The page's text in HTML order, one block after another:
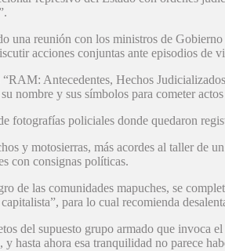
una reunión con los ministros de
acciones conjuntas ante episodios de
Antecedentes, Hechos
nombre y sus símbolos para cometer
fotografías policiales donde quedaron
y motosierras, más acordes al taller
con consignas políticas.
de las comunidades mapuches, se
para lo cual recomienda
del supuesto grupo armado que
hasta ahora esa tranquilidad no parece